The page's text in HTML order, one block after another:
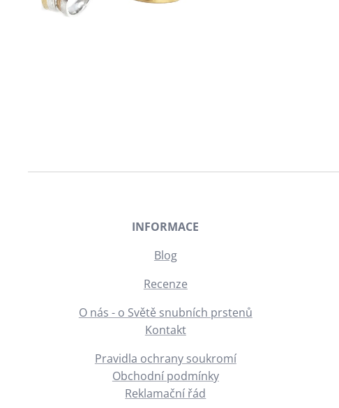
INFORMACE
Blog
Recenze
O nás - o Světě snubních prstenů
Kontakt
Pravidla ochrany soukromí
Obchodní podmínky
Reklamační řád